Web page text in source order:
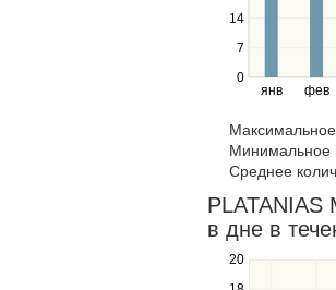
янв фев
0
7
14
the
and
right
navigate
through
items
in
a
series.
Минимальное
Среднее
PLATANIAS
в дне в
20
Use
the